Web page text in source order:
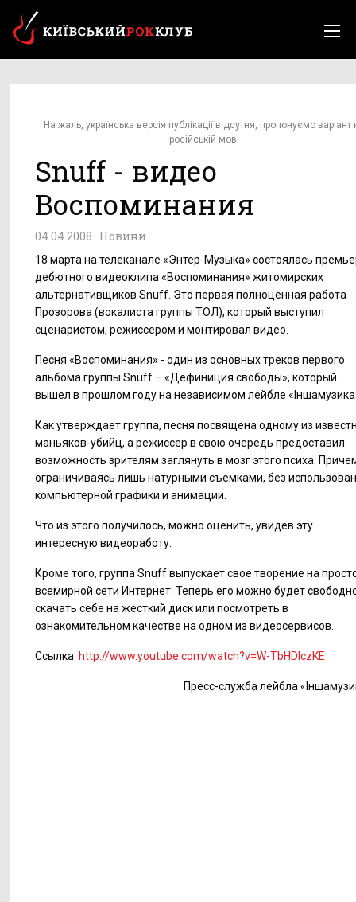
На жаль, українська версія публікації відсутня, пропонуємо варіант
російській мові
Snuff - видео
Воспоминания
04.04.2008 · Новини
18 марта на телеканале «Энтер-Музыка» состоялась
дебютного видеоклипа «Воспоминания» житомирских
альтернативщиков Snuff. Это первая полноценная работа
Прозорова (вокалиста группы ТОЛ), который выступил
сценаристом, режиссером и монтировал видео.
Песня «Воспоминания» - один из основных треков первого
альбома группы Snuff – «Дефиниция свободы», который
вышел в прошлом году на независимом лейбле
Как утверждает группа, песня посвящена одному из
маньяков-убийц, а режиссер в свою очередь предоставил
возможность зрителям заглянуть в мозг этого психа.
ограничиваясь лишь натурными съемками, без
компьютерной графики и анимации.
Что из этого получилось, можно оценить, увидев эту
интересную видеоработу.
Кроме того, группа Snuff выпускает свое творение на
всемирной сети Интернет. Теперь его можно будет
скачать себе на жесткий диск или посмотреть в
ознакомительном качестве на одном из видеосервисов.
Ссылка http://www.youtube.com/watch?v=W-TbHDlczKE
Пресс-служба лейбла